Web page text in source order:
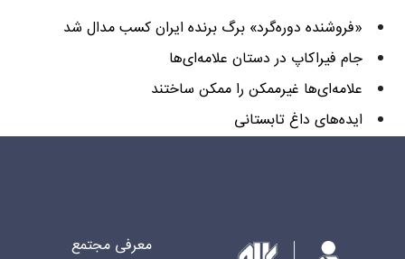
«فروشنده دوره‌گرد» برگ برنده ایران کسب مدال شد
جام فیراکاپ در دستان علامه‌ای‌ها
علامه‌ای‌ها غیرممکن را ممکن ساختند
ایده‌های داغ تابستانی
معرفی مجتمع